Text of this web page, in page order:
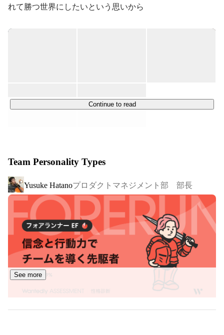
す。
れて勝つ世界にしたいという思いから
開始しました。
ることができるライブ配信プラットフォームです。
ら出資を受け合弁会社化しています。
現在は日本で頑張っている人が報われるようサービス展開
していますが、ゆくゆくは東南アジアをはじめ、地球上に
ある無数の逆境をエンターテインメントの力で変えたい！
世界中のあらゆる人が均等にチャンスを得て、投じた努力
量に応じて報われ、夢が叶っていく。
そんな、公平で温かい世の中を創ることを目標としていま
す。
これまで歌手デビューや、地上波テレビ番組出演、ミュー
ジックビデオ出演等、夢を叶えたパフォーマーが多数！
Continue to read
Team Personality Types
Yusuke Hatanoプロダクトマネジメント部 部長
See more